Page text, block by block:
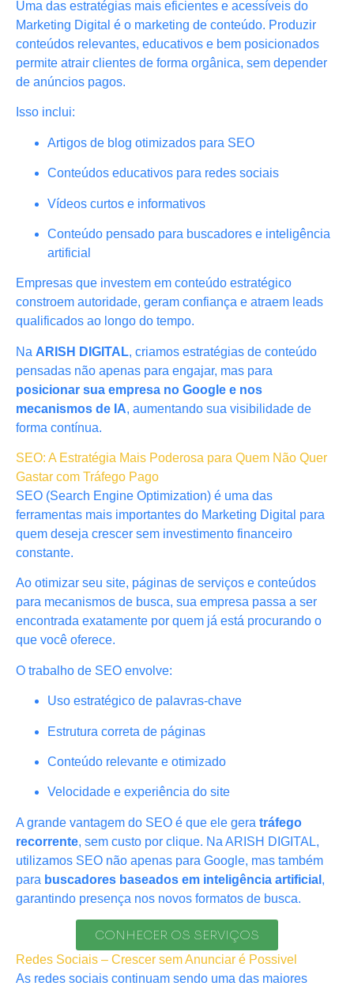
Uma das estratégias mais eficientes e acessíveis do
Marketing Digital é o marketing de conteúdo. Produzir
conteúdos relevantes, educativos e bem posicionados
permite atrair clientes de forma orgânica, sem depender
de anúncios pagos.
Isso inclui:
Artigos de blog otimizados para SEO
Conteúdos educativos para redes sociais
Vídeos curtos e informativos
Conteúdo pensado para buscadores e inteligência
artificial
Empresas que investem em conteúdo estratégico
constroem autoridade, geram confiança e atraem leads
qualificados ao longo do tempo.
Na ARISH DIGITAL, criamos estratégias de conteúdo
pensadas não apenas para engajar, mas para
posicionar sua empresa no Google e nos
mecanismos de IA, aumentando sua visibilidade de
forma contínua.
SEO: A Estratégia Mais Poderosa para Quem Não Quer
Gastar com Tráfego Pago
SEO (Search Engine Optimization) é uma das
ferramentas mais importantes do Marketing Digital para
quem deseja crescer sem investimento financeiro
constante.
Ao otimizar seu site, páginas de serviços e conteúdos
para mecanismos de busca, sua empresa passa a ser
encontrada exatamente por quem já está procurando o
que você oferece.
O trabalho de SEO envolve:
Uso estratégico de palavras-chave
Estrutura correta de páginas
Conteúdo relevante e otimizado
Velocidade e experiência do site
A grande vantagem do SEO é que ele gera tráfego
recorrente, sem custo por clique. Na ARISH DIGITAL,
utilizamos SEO não apenas para Google, mas também
para buscadores baseados em inteligência artificial ,
garantindo presença nos novos formatos de busca.
CONHECER OS SERVIÇOS
Redes Sociais – Crescer sem Anunciar é Possivel
As redes sociais continuam sendo uma das maiores